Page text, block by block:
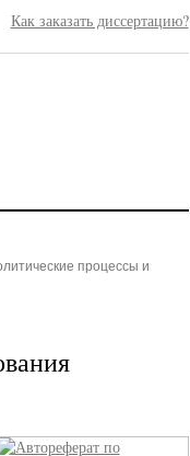
Как заказать диссертацию?
процессы и